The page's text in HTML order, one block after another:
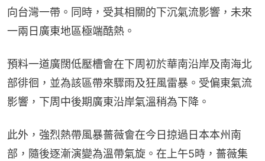
向台灣一帶。同時，受其相關的下沉氣流影響，未來
一兩日廣東地區極端酷熱。
預料一道廣闊低壓槽會在下周初於華南沿岸及南海北
部徘徊，並為該區帶來驟雨及狂風雷暴。受偏東氣流
影響，下周中後期廣東沿岸氣溫稍為下降。
此外，強烈熱帶風暴薔薇會在今日掠過日本本州南
部，隨後逐漸演變為溫帶氣旋。在上午5時，薔薇集